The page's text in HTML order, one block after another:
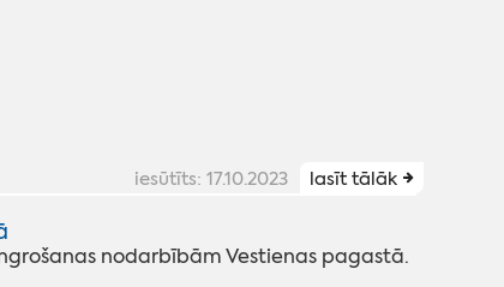
iesūtīts: 17.10.2023 lasīt tālāk
nodarbībām Vestienas pagastā.